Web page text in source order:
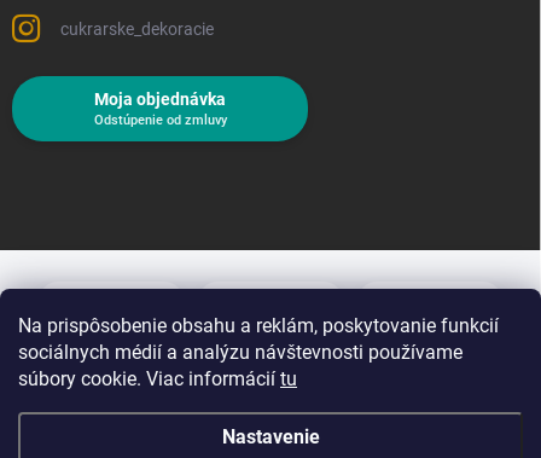
Na prispôsobenie obsahu a reklám, poskytovanie funkcií
sociálnych médií a analýzu návštevnosti používame
súbory cookie. Viac informácií tu
Nastavenie
cukrarske_dekoracie
Moja objednávka
Odstúpenie od zmluvy